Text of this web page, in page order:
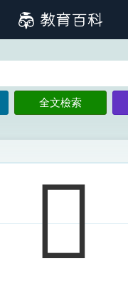
筆畫索引圖示 部
全文檢索
𣮪